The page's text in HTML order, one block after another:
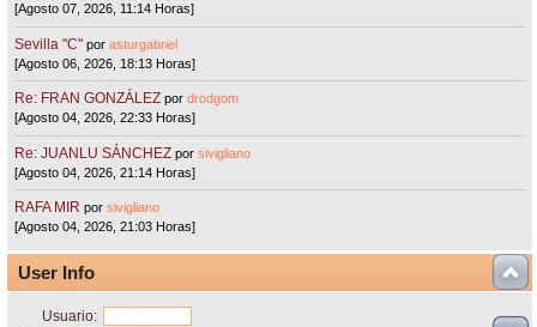
[Agosto 07, 2026, 11:14 Horas]
Sevilla "C"porasturgabriel
[Agosto 06, 2026, 18:13 Horas]
Re: FRAN GONZÁLEZ pordrodgom
[Agosto 04, 2026, 22:33 Horas]
Re: JUANLU SÁNCHEZ porsivigliano
[Agosto 04, 2026, 21:14 Horas]
RAFA MIR porsivigliano
[Agosto 04, 2026, 21:03 Horas]
User Info
Usuario: